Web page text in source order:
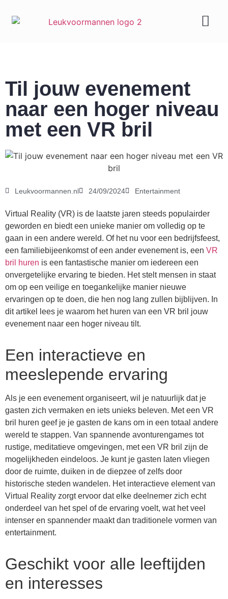
Til jouw evenement
naar een hoger niveau
met een VR bril
Leukvoormannen.nl 24/09/2024 Entertainment
Virtual Reality (VR) is de laatste jaren steeds populairder
geworden en biedt een unieke manier om volledig op te
gaan in een andere wereld. Of het nu voor een bedrijfsfeest,
een familiebijeenkomst of een ander evenement is, een VR
bril huren is een fantastische manier om iedereen een
onvergetelijke ervaring te bieden. Het stelt mensen in staat
om op een veilige en toegankelijke manier nieuwe
ervaringen op te doen, die hen nog lang zullen bijblijven. In
dit artikel lees je waarom het huren van een VR bril jouw
evenement naar een hoger niveau tilt.
Een interactieve en
meeslepende ervaring
Als je een evenement organiseert, wil je natuurlijk dat je
gasten zich vermaken en iets unieks beleven. Met een VR
bril huren geef je je gasten de kans om in een totaal andere
wereld te stappen. Van spannende avonturengames tot
rustige, meditatieve omgevingen, met een VR bril zijn de
mogelijkheden eindeloos. Je kunt je gasten laten vliegen
door de ruimte, duiken in de diepzee of zelfs door
historische steden wandelen. Het interactieve element van
Virtual Reality zorgt ervoor dat elke deelnemer zich echt
onderdeel van het spel of de ervaring voelt, wat het veel
intenser en spannender maakt dan traditionele vormen van
entertainment.
Geschikt voor alle leeftijden
en interesses